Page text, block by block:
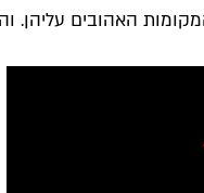
האהובים